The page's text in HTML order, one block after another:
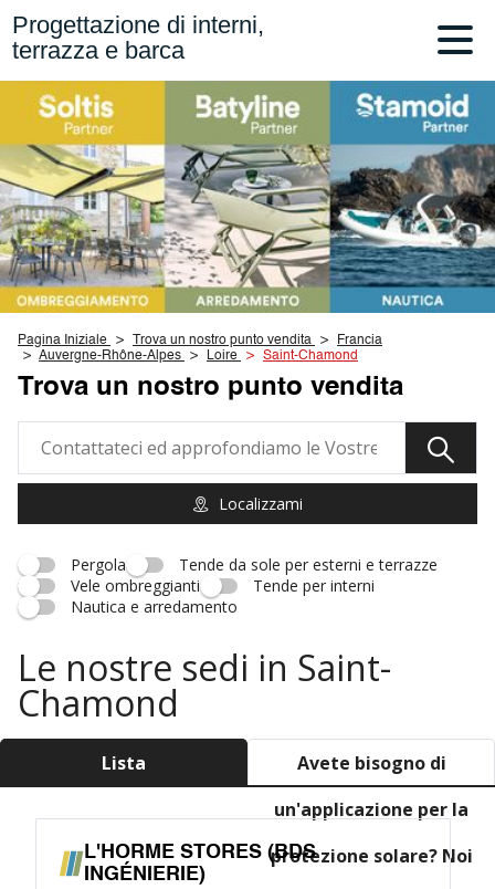
Progettazione di interni,
terrazza e barca
Pagina Iniziale Trova un nostro punto vendita
Francia
Auvergne-Rhône-Alpes
Loire Saint-Chamond
Trova un nostro punto vendita
Localizzami
Pergola
Tende da sole per esterni e terrazze
Vele ombreggianti
Tende per interni
Nautica e arredamento
Le nostre sedi in Saint-
Chamond
Lista
Avete bisogno di
un'applicazione per la
protezione solare? Noi
L'HORME STORES (BDS
INGÉNIERIE)